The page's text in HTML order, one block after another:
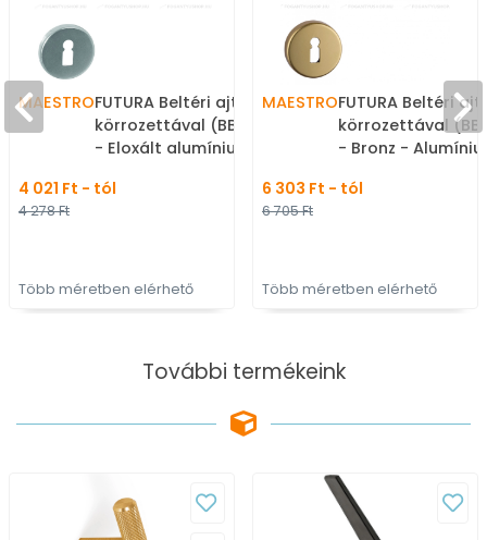
MAESTROFUTURA Beltéri ajtókilincs
körrozettával (BB PZ WC)
- Eloxált alumínium -
rozettás kilincs
4 021 Ft - tól
4 278 Ft
Több méretben elérhető
MAESTROFUTURA Beltéri
körrozettával (BB
- Bronz - Alumínium -
kilincs
6 303 Ft - tól
6 705 Ft
Több méretben elérhető
További termékeink